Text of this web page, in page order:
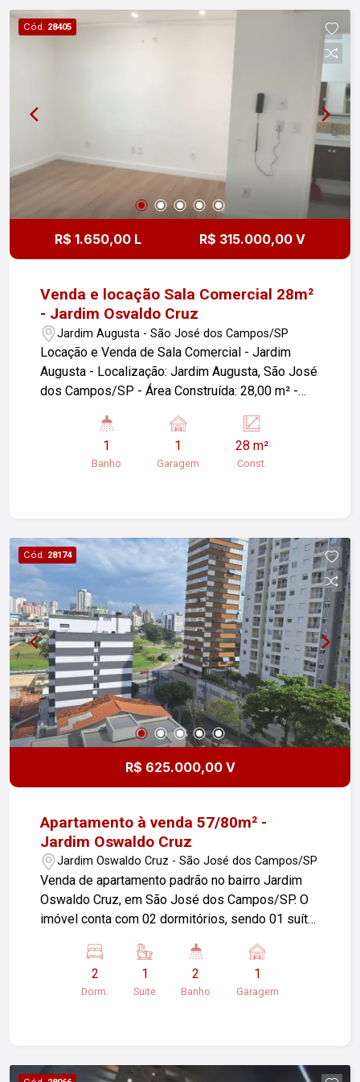
Cód. 28405
R$ 1.650,00 L R$ 315.000,00 V
Venda e locação Sala Comercial 28m²
- Jardim Osvaldo Cruz
Jardim Augusta - São José dos Campos/SP
Locação e Venda de Sala Comercial - Jardim
Augusta - Localização: Jardim Augusta, São José
dos Campos/SP - Área Construída: 28,00 m² -
piso laminado e portaria 24hs Entre em contato
para mais informações ou agendar uma visita!
1
Banho
1
Garagem
28 m²
Const.
Cód. 28174
R$ 625.000,00 V
Apartamento à venda 57/80m² -
Jardim Oswaldo Cruz
Jardim Oswaldo Cruz - São José dos Campos/SP
Venda de apartamento padrão no bairro Jardim
Oswaldo Cruz, em São José dos Campos/SP. O
imóvel conta com 02 dormitórios, sendo 01 suíte,
box, totalizando uma área útil de 57,80 m². O
lazer integra academia, brinquedoteca,
churrasqueira, espaço gourmet, piscina e
contato!
2
Dorm.
1
Suite
2
Banho
1
Garagem